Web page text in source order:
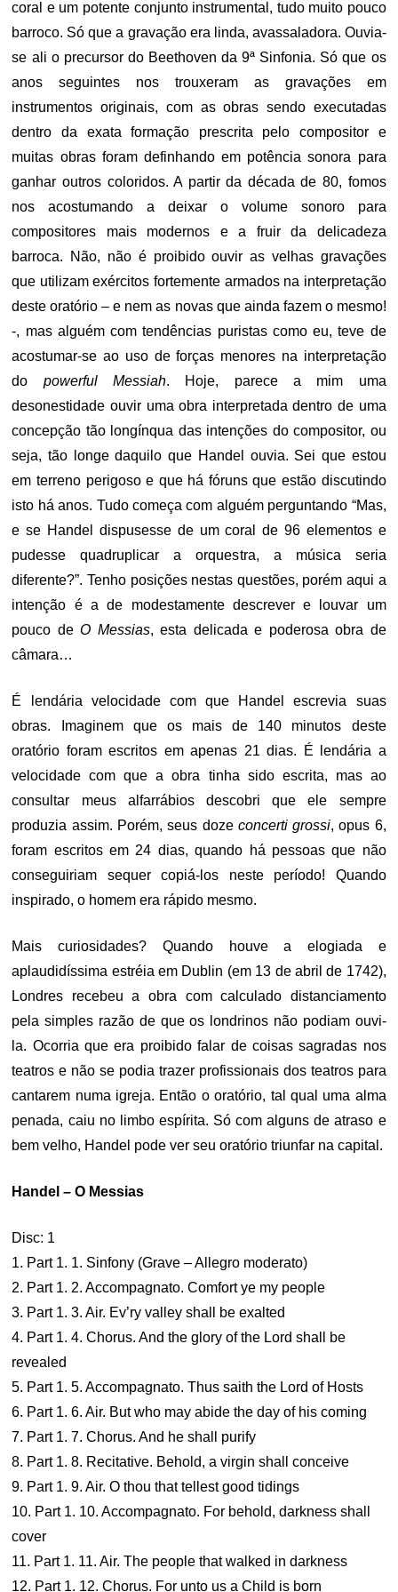
coral e um potente conjunto instrumental, tudo muito pouco
barroco. Só que a gravação era linda, avassaladora. Ouvia-
se ali o precursor do Beethoven da 9ª Sinfonia. Só que os
anos seguintes nos trouxeram as gravações em
instrumentos originais, com as obras sendo executadas
dentro da exata formação prescrita pelo compositor e
muitas obras foram definhando em potência sonora para
ganhar outros coloridos. A partir da década de 80, fomos
nos acostumando a deixar o volume sonoro para
compositores mais modernos e a fruir da delicadeza
barroca. Não, não é proibido ouvir as velhas gravações
que utilizam exércitos fortemente armados na interpretação
deste oratório – e nem as novas que ainda fazem o mesmo!
-, mas alguém com tendências puristas como eu, teve de
acostumar-se ao uso de forças menores na interpretação
do powerful Messiah. Hoje, parece a mim uma
desonestidade ouvir uma obra interpretada dentro de uma
concepção tão longínqua das intenções do compositor, ou
seja, tão longe daquilo que Handel ouvia. Sei que estou
em terreno perigoso e que há fóruns que estão discutindo
isto há anos. Tudo começa com alguém perguntando “Mas,
e se Handel dispusesse de um coral de 96 elementos e
pudesse quadruplicar a orquestra, a música seria
diferente?”. Tenho posições nestas questões, porém aqui a
intenção é a de modestamente descrever e louvar um
pouco deO Messias, esta delicada e poderosa obra de
câmara…
É lendária velocidade com que Handel escrevia suas
obras. Imaginem que os mais de 140 minutos deste
oratório foram escritos em apenas 21 dias. É lendária a
velocidade com que a obra tinha sido escrita, mas ao
consultar meus alfarrábios descobri que ele sempre
produzia assim. Porém, seus doze concerti grossi, opus 6,
foram escritos em 24 dias, quando há pessoas que não
conseguiriam sequer copiá-los neste período! Quando
inspirado, o homem era rápido mesmo.
Mais curiosidades? Quando houve a elogiada e
aplaudidíssima estréia em Dublin (em 13 de abril de 1742),
Londres recebeu a obra com calculado distanciamento
pela simples razão de que os londrinos não podiam ouvi-
la. Ocorria que era proibido falar de coisas sagradas nos
teatros e não se podia trazer profissionais dos teatros para
cantarem numa igreja. Então o oratório, tal qual uma alma
penada, caiu no limbo espírita. Só com alguns de atraso e
bem velho, Handel pode ver seu oratório triunfar na capital.
Handel – O Messias
Disc: 1
1. Part 1. 1. Sinfony (Grave – Allegro moderato)
2. Part 1. 2. Accompagnato. Comfort ye my people
3. Part 1. 3. Air. Ev’ry valley shall be exalted
4. Part 1. 4. Chorus. And the glory of the Lord shall be
revealed
5. Part 1. 5. Accompagnato. Thus saith the Lord of Hosts
6. Part 1. 6. Air. But who may abide the day of his coming
7. Part 1. 7. Chorus. And he shall purify
8. Part 1. 8. Recitative. Behold, a virgin shall conceive
9. Part 1. 9. Air. O thou that tellest good tidings
10. Part 1. 10. Accompagnato. For behold, darkness shall
cover
11. Part 1. 11. Air. The people that walked in darkness
12. Part 1. 12. Chorus. For unto us a Child is born